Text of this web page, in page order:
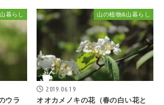
暮らし
ウラ
山の植物&山暮らし
2019.06.19
オオカメノキの花（春の白い花と